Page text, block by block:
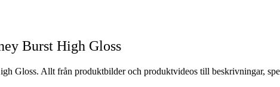
Burst High Gloss
Gloss. Allt från produktbilder och produktvideos till beskrivningar,